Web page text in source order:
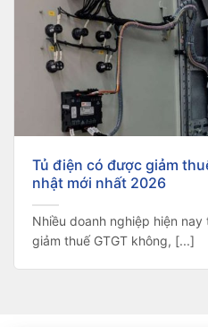
Tủ điện có được giảm
nhật mới nhất 2026
Nhiều doanh nghiệp hiện
giảm thuế GTGT không, [...]